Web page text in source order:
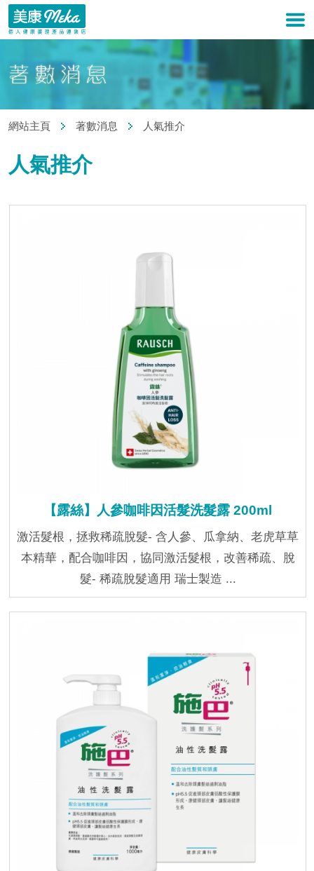
網站主頁 著數消息 人氣推介
人氣推介
【露絲】人參咖啡因活髮洗髮露 200ml
激活髮根，拯救稀疏脫髮- 含人參、瓜拿納、老虎草草
本精華，配合咖啡因，協同激活髮根，改善稀疏、脫
髮- 稀疏脫髮適用 瑞士製造 ...